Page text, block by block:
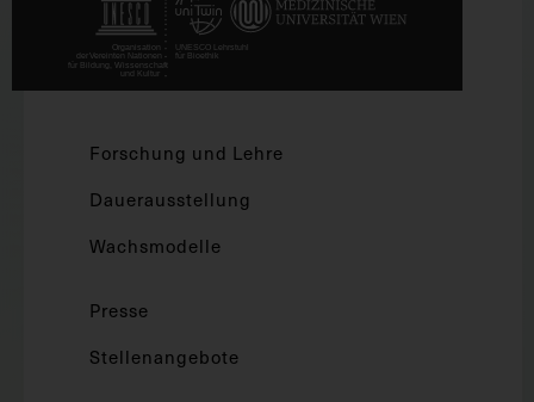
Forschung und Lehre
Dauerausstellung
Wachsmodelle
Presse
Stellenangebote